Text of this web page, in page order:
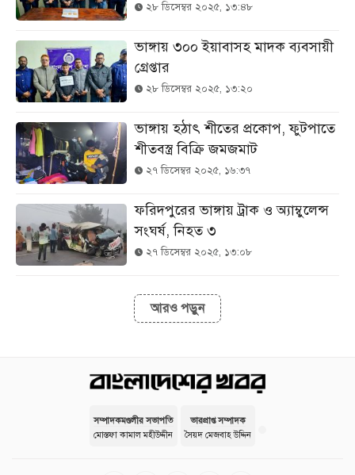
২৮ ডিসেম্বর ২০২৫, ১৩:৪৮
ভাঙ্গায় ৩০০ ইয়াবাসহ মাদক ব্যবসায়ী
গ্রেপ্তার
২৮ ডিসেম্বর ২০২৫, ১৩:২০
ভাঙ্গায় হঠাৎ শীতের প্রকোপ, ফুটপাতে
শীতবস্ত্র বিক্রি জমজমাট
২৭ ডিসেম্বর ২০২৫, ১৬:৩৭
ফরিদপুরের ভাঙ্গায় ট্রাক ও অ্যাম্বুলেন্স
সংঘর্ষ, নিহত ৩
২৭ ডিসেম্বর ২০২৫, ১৩:০৮
আরও পড়ুন
সম্পাদকমণ্ডলীর সভাপতি
মোস্তফা কামাল মহীউদ্দীন
ভারপ্রাপ্ত সম্পাদক
সৈয়দ মেজবাহ উদ্দিন